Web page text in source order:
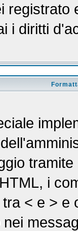
i diritti
i
< e > e